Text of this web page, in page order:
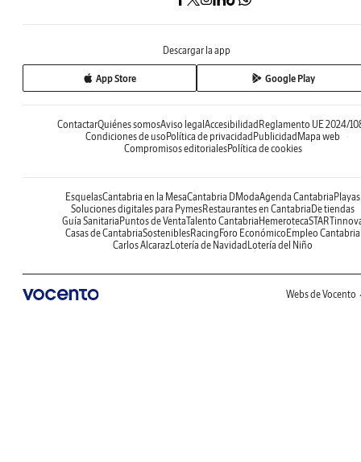
Descargar la app
App Store Google Play
ContactarQuiénes somosAviso legal Accesibilidad Reglamento UE 2024/
Condiciones de uso Política de privacidad Publicidad Mapa web
Compromisos editorialesPolítica de cookies
EsquelasCantabria en la MesaCantabria DModaAgenda Cantabria Playas
Soluciones digitales para PymesRestaurantes en Cantabria De tiendas
Guía Sanitaria Puntos de VentaTalento Cantabria Hemeroteca
Casas de CantabriaSosteniblesRacing Foro Económico Empleo Cantabria
Carlos AlcarazLotería de Navidad Lotería del Niño
Webs de Vocento